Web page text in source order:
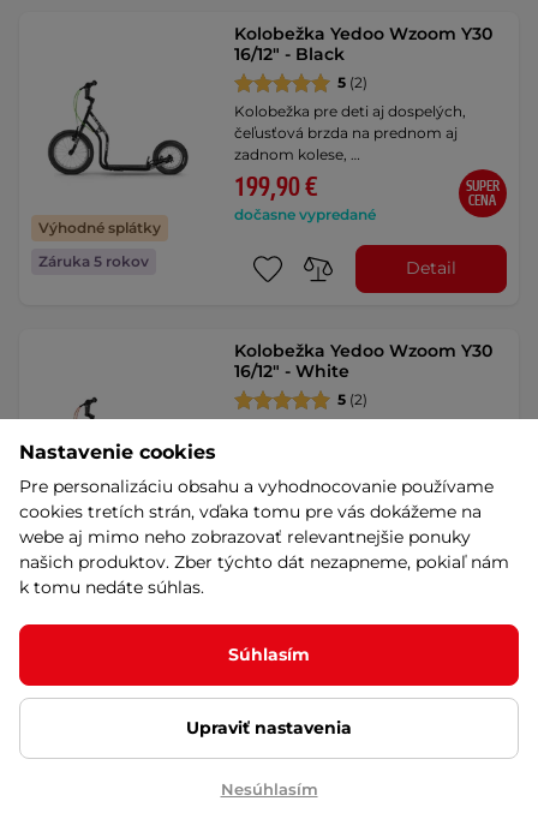
Výhodné splátky
Záruka 5 rokov
Kolobežka Yedoo Wzoom Y30
16/12" - Black
5 (2)
Kolobežka pre deti aj dospelých,
čeľusťová brzda na prednom aj
zadnom kolese, …
199,90 €
dočasne vypredané
SUPER
CENA
Detail
Výhodné splátky
Záruka 5 rokov
Kolobežka Yedoo Wzoom Y30
16/12" - White
5 (2)
199,90 €
dočasne vypredané
CENA
Kolobežka Yedoo Wzoom Y30
16/12" - Red
zadnom kolese, …
Nastavenie cookies
Pre personalizáciu obsahu a vyhodnocovanie používame
cookies tretích strán, vďaka tomu pre vás dokážeme na
webe aj mimo neho zobrazovať relevantnejšie ponuky
našich produktov. Zber týchto dát nezapneme, pokiaľ nám
k tomu nedáte súhlas.
Súhlasím
Upraviť nastavenia
Nesúhlasím